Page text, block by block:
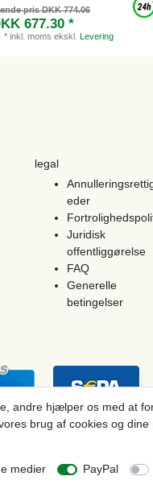
pris DKK 774.06
677.30 *
* inkl. moms ekskl. Levering
legal
eder
Juridisk
offentliggørelse
FAQ
Generelle
betingelser
andre hjælper os med at
brug af cookies og
medier PayPal